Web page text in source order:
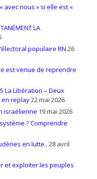
avec nous » si elle est «
LA
populaire RN 26
est venue de reprendre
La Libération – Deux
replay22 mai 2026
israëlienne 19 mai 2026
? Comprendre
en lutte.. 28 avril
et exploiter les peuples